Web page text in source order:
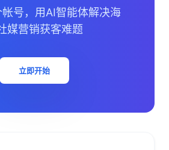
号，用AI智能体解决海
媒营销获客难题
立即开始